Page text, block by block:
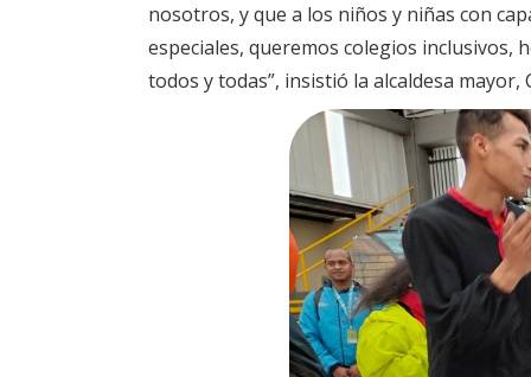
nosotros, y que a los niños y niñas con
especiales, queremos colegios inclusivos,
todos y todas”, insistió la alcaldesa